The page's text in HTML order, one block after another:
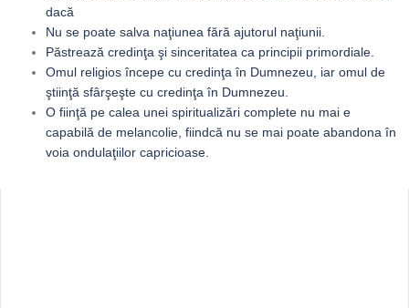
dacă
Nu se poate salva naţiunea fără ajutorul naţiunii.
Păstrează credinţa şi sinceritatea ca principii primordiale.
Omul religios începe cu credinţa în Dumnezeu, iar omul de
ştiinţă sfârşeşte cu credinţa în Dumnezeu.
O fiinţă pe calea unei spiritualizări complete nu mai e
capabilă de melancolie, fiindcă nu se mai poate abandona în
voia ondulaţiilor capricioase.